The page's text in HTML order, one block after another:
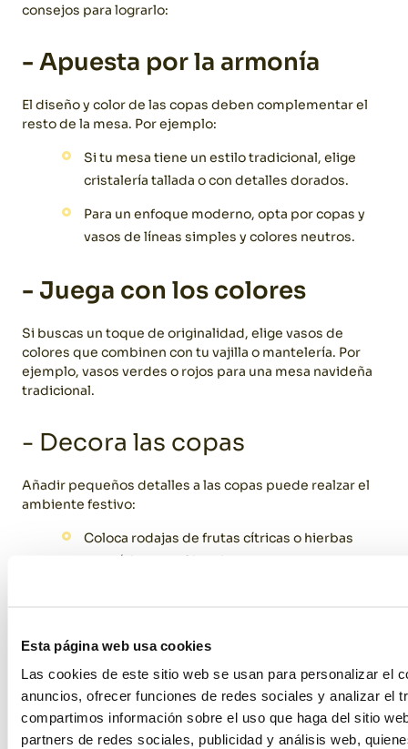
Esta página web usa cookies
Las cookies de este sitio web se usan para personalizar el
anuncios, ofrecer funciones de redes sociales y analizar el
compartimos información sobre el uso que haga del sitio
partners de redes sociales, publicidad y análisis web,
consejos para lograrlo:
- Apuesta por la armonía
El diseño y color de las copas deben complementar el
resto de la mesa. Por ejemplo:
Si tu mesa tiene un estilo tradicional, elige
cristalería tallada o con detalles dorados.
Para un enfoque moderno, opta por copas y
vasos de líneas simples y colores neutros.
- Juega con los colores
Si buscas un toque de originalidad, elige vasos de
colores que combinen con tu vajilla o mantelería. Por
ejemplo, vasos verdes o rojos para una mesa navideña
tradicional.
- Decora las copas
Añadir pequeños detalles a las copas puede realzar el
ambiente festivo:
Coloca rodajas de frutas cítricas o hierbas
aromáticas en el borde.
Decora los pies de las copas con cintas o
pequeños adornos navideños.